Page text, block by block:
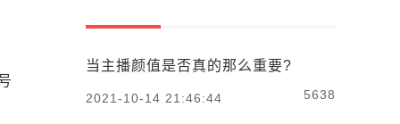
当主播颜值是否真的那么重要?
2021-10-14 21:46:44 5638